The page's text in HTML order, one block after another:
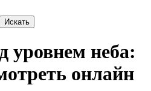
уровнем неба:
онлайн